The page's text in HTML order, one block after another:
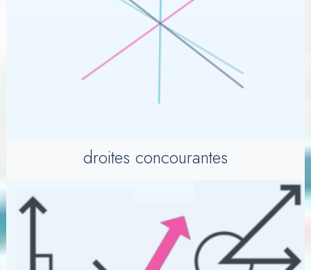
droites concourantes